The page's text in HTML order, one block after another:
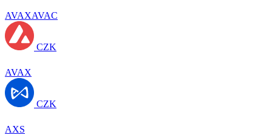
AVAXAVAC
CZK
AVAX
CZK
AXS